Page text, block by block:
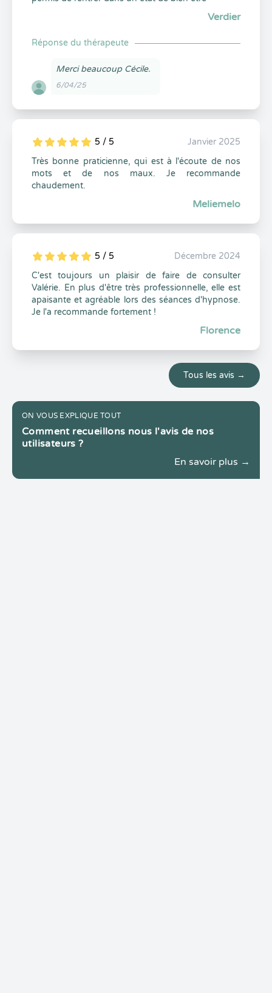
Verdier
Réponse du thérapeute
Merci beaucoup Cécile.
6/04/25
5
1
5
0 5 / 5
Janvier 2025
Très bonne praticienne, qui est à l'écoute de nos
mots et de nos maux. Je recommande
chaudement.
Meliemelo
5
1
5
0 5 / 5
Décembre 2024
C'est toujours un plaisir de faire de consulter
Valérie. En plus d'être très professionnelle, elle est
apaisante et agréable lors des séances d'hypnose.
Je l'a recommande fortement !
Florence
Tous les avis →
ON VOUS EXPLIQUE TOUT
Comment recueillons nous l'avis de nos
utilisateurs ?
En savoir plus →